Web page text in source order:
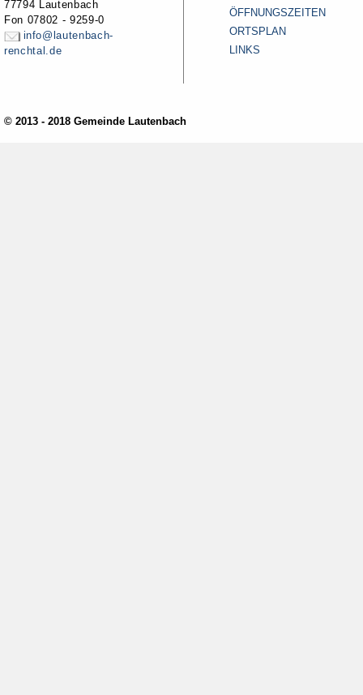
77794 Lautenbach
Fon 07802 - 9259-0
info@lautenbach-
renchtal.de
ÖFFNUNGSZEITEN
ORTSPLAN
LINKS
© 2013 - 2018 Gemeinde Lautenbach